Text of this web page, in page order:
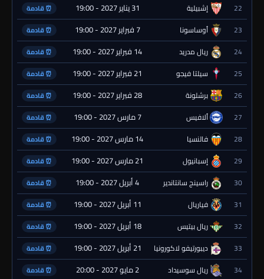
22 إشبيلية 31 يناير 2027 - 19:00 ⏰ قادمة
23 أوساسونا 7 فبراير 2027 - 19:00 ⏰ قادمة
24 ريال مدريد 14 فبراير 2027 - 19:00 ⏰ قادمة
25 سيلتا فيجو 21 فبراير 2027 - 19:00 ⏰ قادمة
26 برشلونة 28 فبراير 2027 - 19:00 ⏰ قادمة
27 ألافيس 7 مارس 2027 - 19:00 ⏰ قادمة
28 فالنسيا 14 مارس 2027 - 19:00 ⏰ قادمة
29 إسبانيول 21 مارس 2027 - 19:00 ⏰ قادمة
30 راسينج سانتاندير 4 أبريل 2027 - 19:00 ⏰ قادمة
31 فياريال 11 أبريل 2027 - 19:00 ⏰ قادمة
32 ريال بيتيس 18 أبريل 2027 - 19:00 ⏰ قادمة
33 ديبورتيفو لاكورونيا 21 أبريل 2027 - 19:00 ⏰ قادمة
34 ريال سوسيداد 2 مايو 2027 - 20:00 ⏰ قادمة